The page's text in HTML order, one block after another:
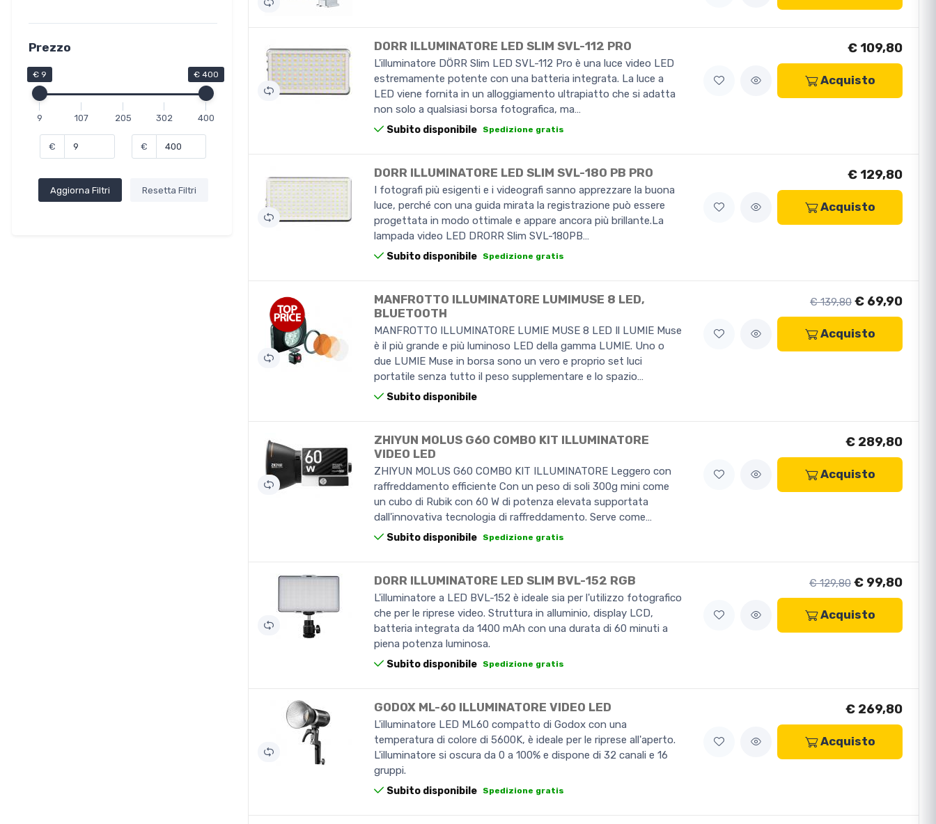
Prezzo
€ 9 € 400
9 107 205 302 400
€ €
Aggiorna Filtri Resetta Filtri
DORR ILLUMINATORE LED SLIM SVL-112 PRO
L'illuminatore DÖRR Slim LED SVL-112 Pro è una luce video LED
estremamente potente con una batteria integrata. La luce a
LED viene fornita in un alloggiamento ultrapiatto che si adatta
non solo a qualsiasi borsa fotografica, ma…
Subito disponibile Spedizione gratis
€ 109,80
Acquisto
DORR ILLUMINATORE LED SLIM SVL-180 PB PRO
I fotografi più esigenti e i videografi sanno apprezzare la buona
luce, perché con una guida mirata la registrazione può essere
progettata in modo ottimale e appare ancora più brillante.La
lampada video LED DRORR Slim SVL-180PB…
Subito disponibile Spedizione gratis
€ 129,80
Acquisto
MANFROTTO ILLUMINATORE LUMIMUSE 8 LED,
BLUETOOTH
MANFROTTO ILLUMINATORE LUMIE MUSE 8 LED Il LUMIE Muse
è il più grande e più luminoso LED della gamma LUMIE. Uno o
due LUMIE Muse in borsa sono un vero e proprio set luci
portatile senza tutto il peso supplementare e lo spazio…
Subito disponibile
€ 139,80 € 69,90
Acquisto
ZHIYUN MOLUS G60 COMBO KIT ILLUMINATORE
VIDEO LED
ZHIYUN MOLUS G60 COMBO KIT ILLUMINATORE Leggero con
raffreddamento efficiente Con un peso di soli 300g mini come
un cubo di Rubik con 60 W di potenza elevata supportata
dall'innovativa tecnologia di raffreddamento. Serve come…
Subito disponibile Spedizione gratis
€ 289,80
Acquisto
DORR ILLUMINATORE LED SLIM BVL-152 RGB
L'illuminatore a LED BVL-152 è ideale sia per l'utilizzo fotografico
che per le riprese video. Struttura in alluminio, display LCD,
batteria integrata da 1400 mAh con una durata di 60 minuti a
piena potenza luminosa.
Subito disponibile Spedizione gratis
€ 129,80 € 99,80
Acquisto
GODOX ML-60 ILLUMINATORE VIDEO LED
L'illuminatore LED ML60 compatto di Godox con una
temperatura di colore di 5600K, è ideale per le riprese all'aperto.
L'illuminatore si oscura da 0 a 100% e dispone di 32 canali e 16
gruppi.
Subito disponibile Spedizione gratis
€ 269,80
Acquisto